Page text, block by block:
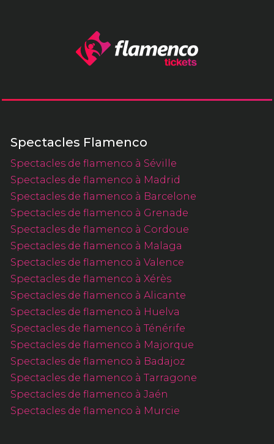
Spectacles Flamenco
Spectacles de flamenco à Séville
Spectacles de flamenco à Madrid
Spectacles de flamenco à Barcelone
Spectacles de flamenco à Grenade
Spectacles de flamenco à Cordoue
Spectacles de flamenco à Malaga
Spectacles de flamenco à Valence
Spectacles de flamenco à Xérès
Spectacles de flamenco à Alicante
Spectacles de flamenco à Huelva
Spectacles de flamenco à Ténérife
Spectacles de flamenco à Majorque
Spectacles de flamenco à Badajoz
Spectacles de flamenco à Tarragone
Spectacles de flamenco à Jaén
Spectacles de flamenco à Murcie